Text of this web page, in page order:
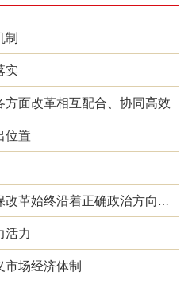
制
实
面改革相互配合、协同高效
位置
始终沿着正确政治方向前进
活力
市场经济体制